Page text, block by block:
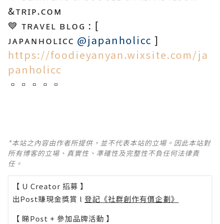
&ᴛʀɪᴘ.ᴄᴏᴍ
💙 ᴛʀᴀᴠᴇʟ ʙʟᴏɢ : [
ᴊᴀᴘᴀɴʜᴏʟɪᴄᴄ @japanholicc ]
https://foodieyanyan.wixsite.com/ja
panholicc
▫▫▫▫▫
*本站之內容由作者所提供，並不代表本站的立場。因此本站對
所有博客的立場、真實性、準確性及完整性不負任何法律責
任。
【 U Creator 招募 】
出Post賺現金獎賞 l 登記《社群創作有價企劃》
【 睇Post + 參加品牌活動 】